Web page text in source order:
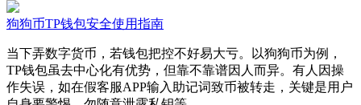
狗狗币TP钱包安全使用指南
当下弄数字货币，若钱包把控不好易大亏。以狗狗币为例，
TP钱包虽去中心化有优势，但靠不靠谱因人而异。有人因操
作失误，如在假客服APP输入助记词致币被转走，关键是用户